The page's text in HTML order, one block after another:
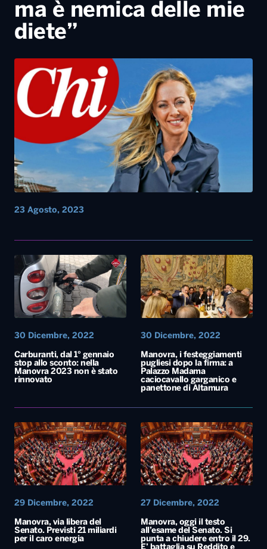
ma è nemica delle mie
diete”
23 Agosto, 2023
Carburanti, dal 1° gennaio
stop allo sconto: nella
Manovra 2023 non è stato
rinnovato
30 Dicembre, 2022
Manovra, i festeggiamenti
pugliesi dopo la firma: a
Palazzo Madama
caciocavallo garganico e
panettone di Altamura
30 Dicembre, 2022
Manovra, via libera del
Senato. Previsti 21 miliardi
per il caro energia
29 Dicembre, 2022
Manovra, oggi il testo
all’esame del Senato. Si
punta a chiudere entro il 29.
E’ battaglia su Reddito e
27 Dicembre, 2022